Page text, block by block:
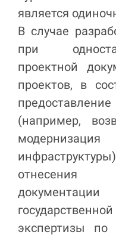
является
В случае
при
проектной
проектов, в
(например,
отнесения
экспертизы